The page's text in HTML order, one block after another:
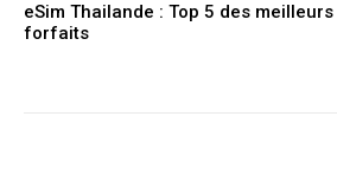
eSim Thailande : Top 5 des meilleurs
forfaits